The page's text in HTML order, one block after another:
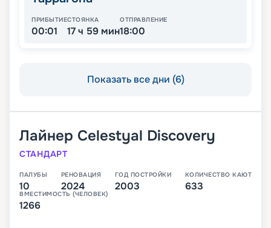
ПРИБЫТИЕ
00:01
СТОЯНКА
17 ч 59 мин
ОТПРАВЛЕНИЕ
18:00
Показать все дни (6)
Лайнер Celestyal Discovery
СТАНДАРТ
ПАЛУБЫ
10
РЕНОВАЦИЯ
2024
ГОД ПОСТРОЙКИ
2003
КОЛИЧЕСТВО КАЮТ
633
ВМЕСТИМОСТЬ (ЧЕЛОВЕК)
1266